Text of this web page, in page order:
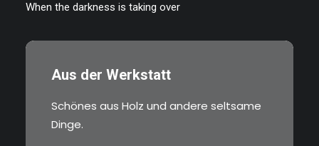
When the darkness is taking over
Aus der Werkstatt
Schönes aus Holz und andere seltsame
Dinge.